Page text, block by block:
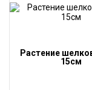
Растение
15см